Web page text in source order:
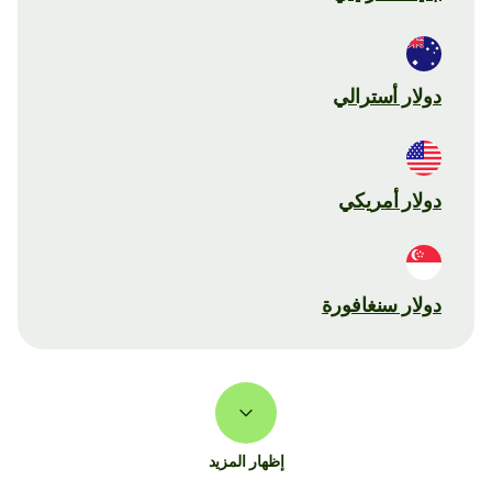
دولار أسترالي
دولار أمريكي
دولار سنغافورة
إظهار المزيد